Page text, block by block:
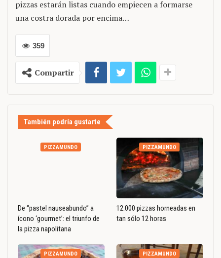
pizzas estarán listas cuando empiecen a formarse
una costra dorada por encima…
359
Compartir
También podría gustarte
PIZZAMUNDO
De “pastel nauseabundo” a
ícono ‘gourmet’: el triunfo de
la pizza napolitana
PIZZAMUNDO
12.000 pizzas horneadas en
tan sólo 12 horas
PIZZAMUNDO PIZZAMUNDO